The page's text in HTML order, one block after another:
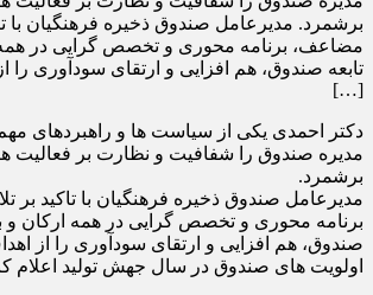
برشمرد. مدیرعامل صندوق ذخیره فرهنگیان با
مضاعف، برنامه محوری و تخصص گرایی در
تابعه صندوق، هم افزایی و ارتقای سودآوری را
[…]
دکتر احمدی یکی از سیاست ها و راهبردهای
مدیره صندوق را شفافیت و نظارت بر فعالیت
برشمرد.
مدیرعامل صندوق ذخیره فرهنگیان با تاکید
برنامه محوری و تخصص گرایی در همه ارکان و
صندوق، هم افزایی و ارتقای سودآوری را از
اولویت های صندوق در سال جهش تولید اعلام